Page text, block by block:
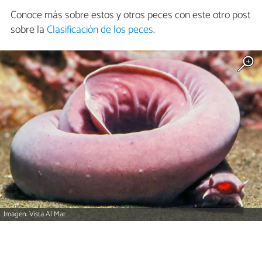
Conoce más sobre estos y otros peces con este otro post
sobre laClasificación de los peces.
Imagen: Vista Al Mar